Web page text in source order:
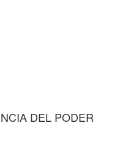
DEL PODER